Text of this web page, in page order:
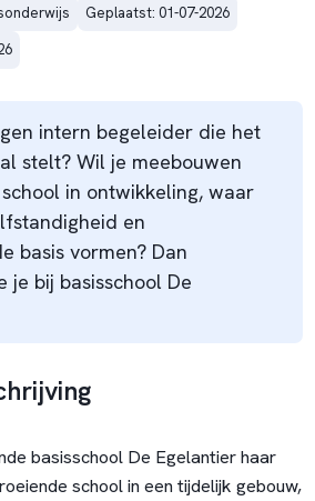
Geplaatst: 01-07-2026
intern begeleider die het
stelt? Wil je meebouwen
in ontwikkeling, waar
en
basis vormen? Dan
je bij basisschool De
basisschool De Egelantier haar
school in een tijdelijk gebouw,